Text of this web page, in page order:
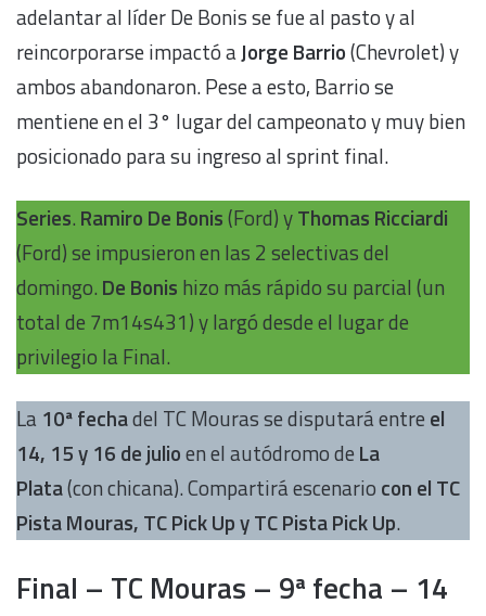
adelantar al líder De Bonis se fue al pasto y al
reincorporarse impactó aJorge Barrio(Chevrolet) y
ambos abandonaron. Pese a esto, Barrio se
mentiene en el 3° lugar del campeonato y muy bien
posicionado para su ingreso al sprint final.
Series. Ramiro De Bonis(Ford) yThomas Ricciardi
(Ford) se impusieron en las 2 selectivas del
domingo. De Bonis hizo más rápido su parcial (un
total de 7m14s431) y largó desde el lugar de
privilegio la Final.
La 10ª fechadel TC Mouras se disputará entre el
14, 15 y 16 de julioen el autódromo de La
Plata(con chicana). Compartirá escenario con el TC
Pista Mouras, TC Pick Up y TC Pista Pick Up.
Final – TC Mouras – 9ª fecha – 14